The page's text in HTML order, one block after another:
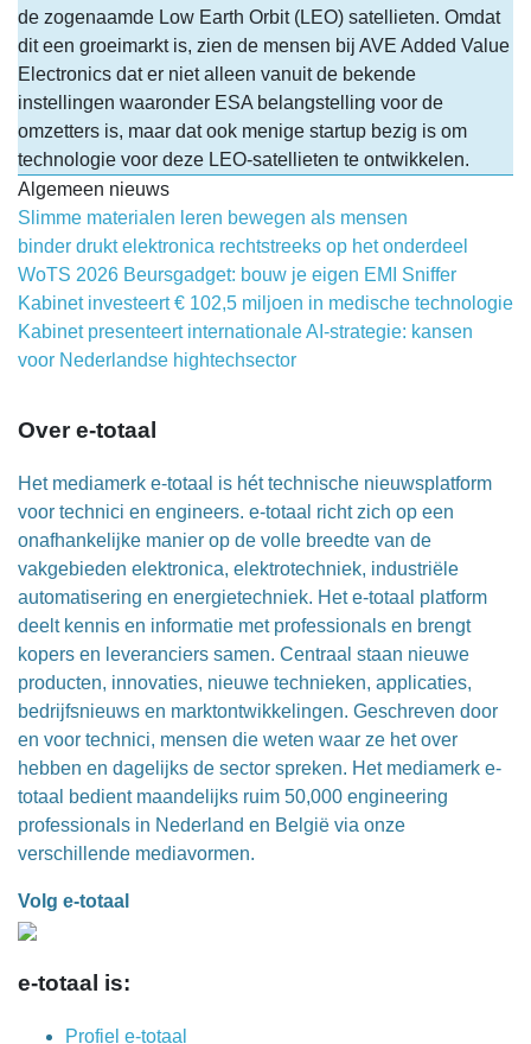
de zogenaamde Low Earth Orbit (LEO) satellieten. Omdat
dit een groeimarkt is, zien de mensen bij AVE Added Value
Electronics dat er niet alleen vanuit de bekende
instellingen waaronder ESA belangstelling voor de
omzetters is, maar dat ook menige startup bezig is om
technologie voor deze LEO-satellieten te ontwikkelen.
Algemeen nieuws
Slimme materialen leren bewegen als mensen
binder drukt elektronica rechtstreeks op het onderdeel
WoTS 2026 Beursgadget: bouw je eigen EMI Sniffer
Kabinet investeert € 102,5 miljoen in medische technologie
Kabinet presenteert internationale AI-strategie: kansen
voor Nederlandse hightechsector
Over e-totaal
Het mediamerk e-totaal is hét technische nieuwsplatform
voor technici en engineers. e-totaal richt zich op een
onafhankelijke manier op de volle breedte van de
vakgebieden elektronica, elektrotechniek, industriële
automatisering en energietechniek. Het e-totaal platform
deelt kennis en informatie met professionals en brengt
kopers en leveranciers samen. Centraal staan nieuwe
producten, innovaties, nieuwe technieken, applicaties,
bedrijfsnieuws en marktontwikkelingen. Geschreven door
en voor technici, mensen die weten waar ze het over
hebben en dagelijks de sector spreken. Het mediamerk e-
totaal bedient maandelijks ruim 50,000 engineering
professionals in Nederland en België via onze
verschillende mediavormen.
Volg e-totaal
e-totaal is:
Profiel e-totaal